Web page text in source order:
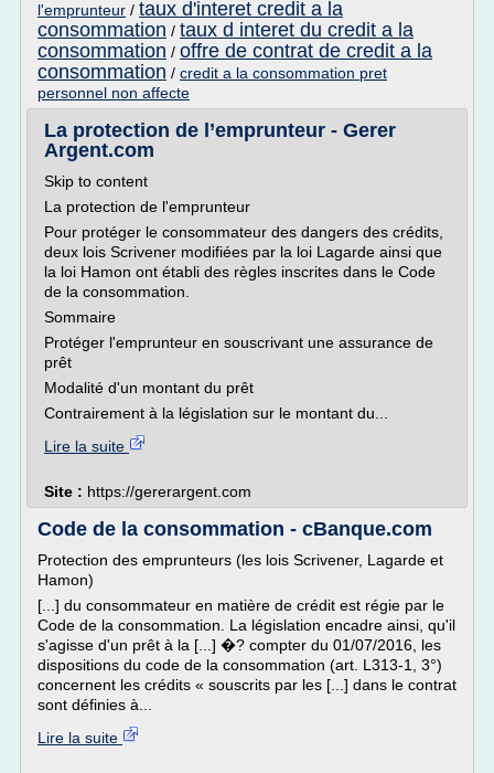
l'emprunteur / taux d'interet credit a la
consommation / taux d interet du credit a la
consommation / offre de contrat de credit a la
consommation / credit a la consommation pret
personnel non affecte
La protection de l’emprunteur - Gerer
Argent.com
Skip to content
La protection de l'emprunteur
Pour protéger le consommateur des dangers des crédits,
deux lois Scrivener modifiées par la loi Lagarde ainsi que
la loi Hamon ont établi des règles inscrites dans le Code
de la consommation.
Sommaire
Protéger l'emprunteur en souscrivant une assurance de
prêt
Modalité d'un montant du prêt
Contrairement à la législation sur le montant du...
Lire la suite
Site : https://gererargent.com
Code de la consommation - cBanque.com
Protection des emprunteurs (les lois Scrivener, Lagarde et
Hamon)
[...] du consommateur en matière de crédit est régie par le
Code de la consommation. La législation encadre ainsi, qu'il
s'agisse d'un prêt à la [...] �? compter du 01/07/2016, les
dispositions du code de la consommation (art. L313-1, 3°)
concernent les crédits « souscrits par les [...] dans le contrat
sont définies à...
Lire la suite